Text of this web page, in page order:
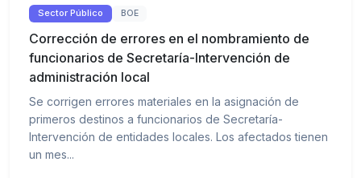
Sector Público BOE
Corrección de errores en el nombramiento de
funcionarios de Secretaría-Intervención de
administración local
Se corrigen errores materiales en la asignación de
primeros destinos a funcionarios de Secretaría-
Intervención de entidades locales. Los afectados tienen
un mes...